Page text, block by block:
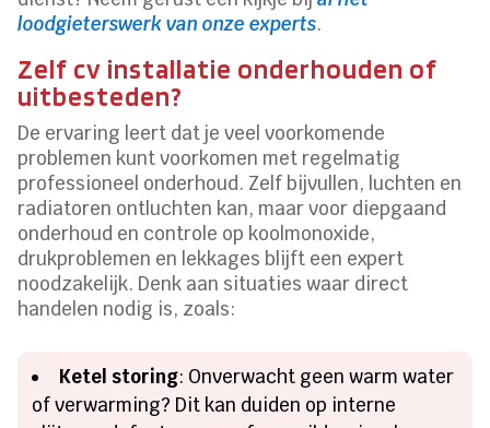
loodgieterswerk van onze experts.
Zelf cv installatie onderhouden of
uitbesteden?
De ervaring leert dat je veel voorkomende
problemen kunt voorkomen met regelmatig
professioneel onderhoud. Zelf bijvullen, luchten en
radiatoren ontluchten kan, maar voor diepgaand
onderhoud en controle op koolmonoxide,
drukproblemen en lekkages blijft een expert
noodzakelijk. Denk aan situaties waar direct
handelen nodig is, zoals:
Ketel storing: Onverwacht geen warm water
of verwarming? Dit kan duiden op interne